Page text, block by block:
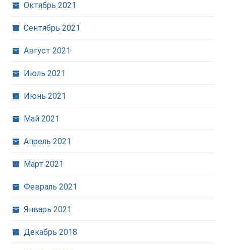
Октябрь 2021
Сентябрь 2021
Август 2021
Июль 2021
Июнь 2021
Май 2021
Апрель 2021
Март 2021
Февраль 2021
Январь 2021
Декабрь 2018